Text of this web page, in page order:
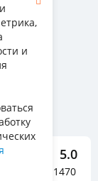
5.0
о нас 1470
и